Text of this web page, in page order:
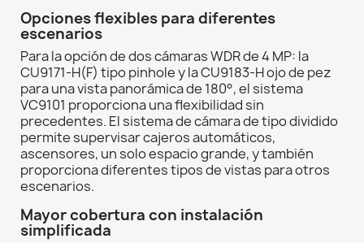
Opciones flexibles para diferentes
escenarios
Para la opción de dos cámaras WDR de 4 MP: la
CU9171-H(F) tipo pinhole y la CU9183-H ojo de pez
para una vista panorámica de 180°, el sistema
VC9101 proporciona una flexibilidad sin
precedentes. El sistema de cámara de tipo dividido
permite supervisar cajeros automáticos,
ascensores, un solo espacio grande, y también
proporciona diferentes tipos de vistas para otros
escenarios.
Mayor cobertura con instalación
simplificada